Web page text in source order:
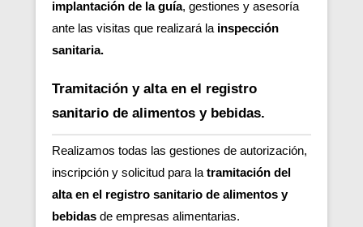
implantación de la guía, gestiones y asesoría
ante las visitas que realizará la inspección
sanitaria.
Tramitación y alta en el registro
sanitario de alimentos y bebidas.
Realizamos todas las gestiones de autorización,
inscripción y solicitud para la tramitación del
alta en el registro sanitario de alimentos y
bebidas de empresas alimentarias.